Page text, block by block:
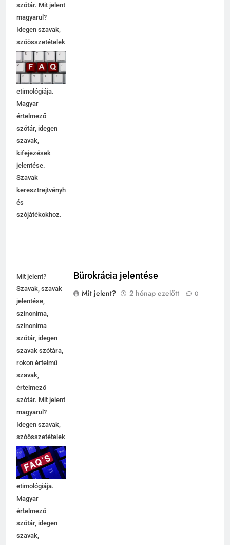
szótár. Mit jelent
magyarul?
Idegen szavak,
szóösszetételek
jelentése,
magyarázata,
használata,
etimológiája.
Magyar
értelmező
szótár, idegen
szavak,
kifejezések
jelentése.
Szavak
keresztrejtvényhez
és
szójátékokhoz.
Mit jelent?
Szavak, szavak
jelentése,
szinoníma,
szinoníma
szótár, idegen
szavak szótára,
rokon értelmű
szavak,
értelmező
szótár. Mit jelent
magyarul?
Idegen szavak,
szóösszetételek
jelentése,
magyarázata,
használata,
etimológiája.
Magyar
értelmező
szótár, idegen
szavak,
Bürokrácia jelentése
Mit jelent?
2 hónap ezelőtt 0
5
6
7